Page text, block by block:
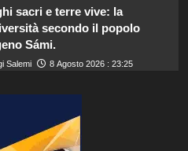
sacri e terre vive: la
secondo il popolo
Sámi.
Salemi 8 Agosto 2026 : 23:25